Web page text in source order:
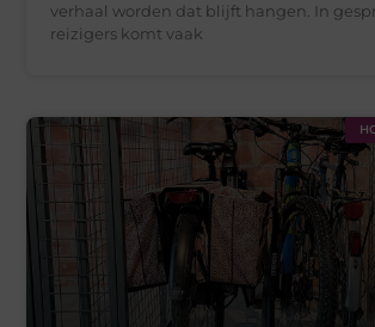
verhaal worden dat blijft hangen. In
reizigers komt vaak